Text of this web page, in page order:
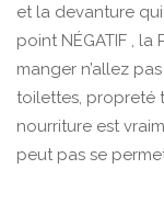
et la devanture
point NÉGATIF , la
manger n’allez
toilettes, propreté
nourriture est
peut pas se